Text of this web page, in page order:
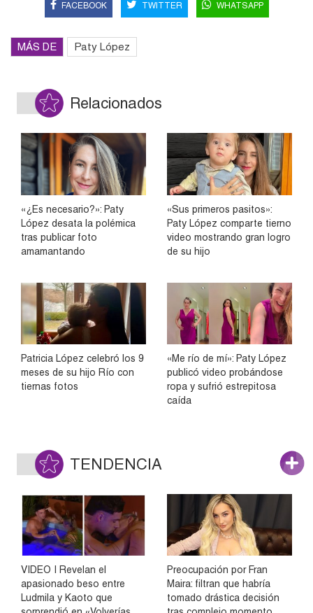
FACEBOOK TWITTER WHATSAPP
MÁS DE Paty López
Relacionados
«¿Es necesario?»: Paty
López desata la polémica
tras publicar foto
amamantando
«Sus primeros pasitos»:
Paty López comparte tierno
video mostrando gran logro
de su hijo
Patricia López celebró los 9
meses de su hijo Río con
tiernas fotos
«Me río de mí»: Paty López
publicó video probándose
ropa y sufrió estrepitosa
caída
TENDENCIA
VIDEO | Revelan el
apasionado beso entre
Ludmila y Kaoto que
Preocupación por Fran
Maira: filtran que habría
tomado drástica decisión